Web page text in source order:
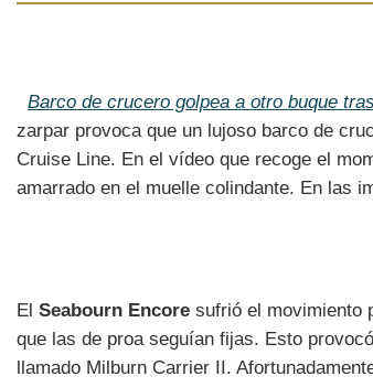
Barco de crucero golpea a otro buque
zarpar provoca que un lujoso barco de
Cruise Line. En el vídeo que recoge el
amarrado en el muelle colindante. En las
El Seabourn Encore sufrió el movimiento
que las de proa seguían fijas. Esto
llamado Milburn Carrier II.